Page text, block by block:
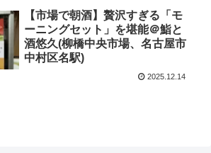
【市場で朝酒】贅沢すぎる「モ
ーニングセット」を堪能＠鮨と
酒悠久(柳橋中央市場、名古屋市
中村区名駅)
2025.12.14